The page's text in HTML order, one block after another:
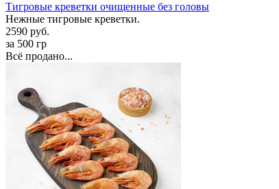
Тигровые креветки очищенные без головы
Нежные тигровые креветки.
2590 руб.
за 500 гр
Всё продано...